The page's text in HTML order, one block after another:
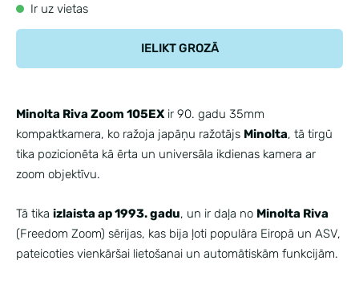
Ir uz vietas
IELIKT GROZĀ
Minolta Riva Zoom 105EX ir 90. gadu 35mm
kompaktkamera, ko ražoja japāņu ražotājs Minolta, tā tirgū
tika pozicionēta kā ērta un universāla ikdienas kamera ar
zoom objektīvu.
Tā tika izlaista ap 1993. gadu, un ir daļa no Minolta Riva
(Freedom Zoom) sērijas, kas bija ļoti populāra Eiropā un ASV,
pateicoties vienkāršai lietošanai un automātiskām funkcijām.